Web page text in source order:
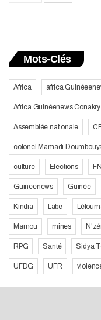
Mots-Clés
Africa africa
Africa Guinéenews Conakry
Assemblée nationale
colonel Mamadi
culture Elections
Guineenews Guinée
Kindia Labe
Mamou mines
RPG Santé Sidya
UFDG UFR